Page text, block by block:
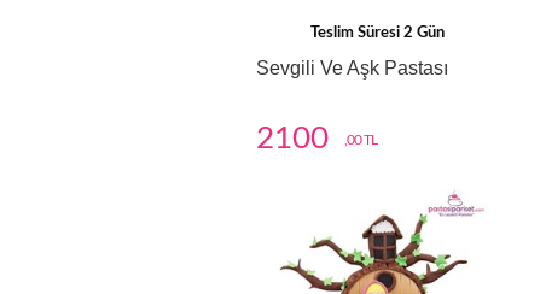
Teslim Süresi 2 Gün
Sevgili Ve Aşk Pastası
2100 ,00 TL